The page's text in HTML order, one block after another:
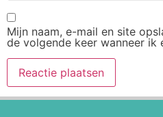
Mijn naam, e-mail en site
de volgende keer wanneer ik